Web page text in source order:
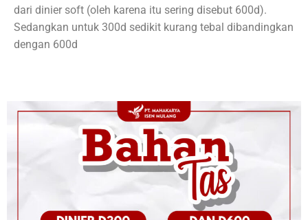
dari dinier soft (oleh karena itu sering disebut 600d).
Sedangkan untuk 300d sedikit kurang tebal dibandingkan
dengan 600d